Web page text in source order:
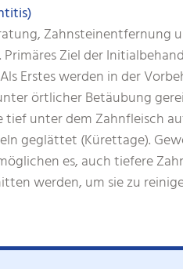
Zahnsteinentfernung
Ziel der
Erstes werden in der
örtlicher Betäubung
unter dem Zahnfleisch
geglättet (Kürettage).
es, auch tiefere
werden, um sie zu